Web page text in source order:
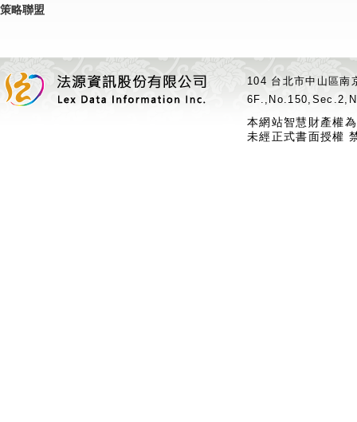
策略聯盟
104 台北市中山區
本網站智慧財產權
未經正式書面授權